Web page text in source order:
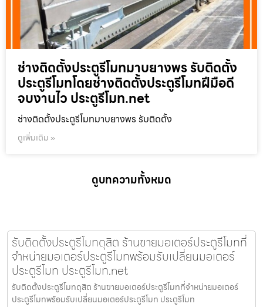
ช่างติดตั้งประตูรีโมทมาบยางพร รับติดตั้ง
ประตูรีโมทโดยช่างติดตั้งประตูรีโมทฝีมือดี
จบงานไว ประตูรีโมท.net
ช่างติดตั้งประตูรีโมทมาบยางพร รับติดตั้ง
ดูเพิ่มเติม »
ดูบทความทั้งหมด
รับติดตั้งประตูรีโมทดุสิต ร้านขายมอเตอร์ประตูรีโมทที่
จำหน่ายมอเตอร์ประตูรีโมทพร้อมรับเปลี่ยนมอเตอร์
ประตูรีโมท ประตูรีโมท.net
รับติดตั้งประตูรีโมทดุสิต ร้านขายมอเตอร์ประตูรีโมทที่จำหน่ายมอเตอร์
ประตูรีโมทพร้อมรับเปลี่ยนมอเตอร์ประตูรีโมท ประตูรีโมท